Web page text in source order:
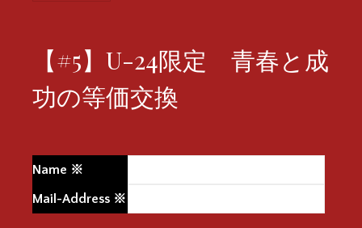
【#5】U-24限定 青春と成
功の等価交換
Name ※
Mail-Address ※